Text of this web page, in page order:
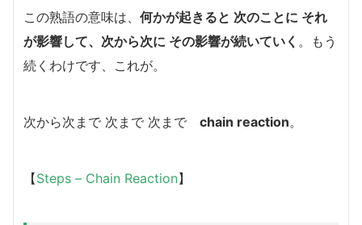
この熟語の意味は、 何かが起きると 次のことに それ
が影響して、次から次に その影響が続いていく 。もう
続くわけです、これが。
次から次まで 次まで 次まで chain reaction。
【Steps – Chain Reaction】